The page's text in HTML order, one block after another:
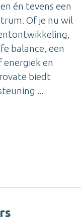
én tevens een
Of je nu wil
balance, een
en
biedt
...